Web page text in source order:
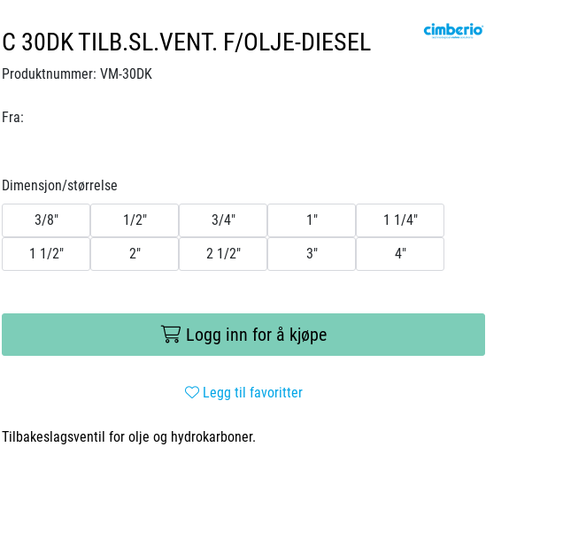
C 30DK TILB.SL.VENT. F/OLJE-DIESEL
Produktnummer: VM-30DK
Fra:
Dimensjon/størrelse
3/8" 1/2" 3/4" 1"
1 1/4"
1 1/2"
2" 2 1/2" 3" 4"
Logg inn for å kjøpe
Legg til favoritter
Tilbakeslagsventil for olje og hydrokarboner.